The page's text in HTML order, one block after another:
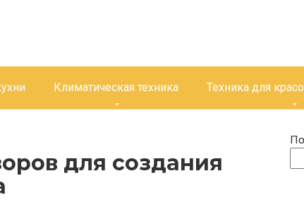
Климатическая техника Техника для
для создания